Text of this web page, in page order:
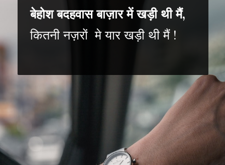
बेहोश बदहवास बाज़ार में खड़ी थी मैं,
कितनी नज़रों मे यार खड़ी थी मैं !